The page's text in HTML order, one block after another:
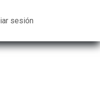
sesión